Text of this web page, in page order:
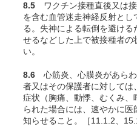
8.5 ワクチン接種直後又は
を含む血管迷走神経反射と
る。失神による転倒を避け
せるなどした上で被接種者の
い。
8.6 心筋炎、心膜炎があら
者又はその保護者に対しては
症状（胸痛、動悸、むくみ
られた場合には、速やかに
知らせること。［11.1.2、